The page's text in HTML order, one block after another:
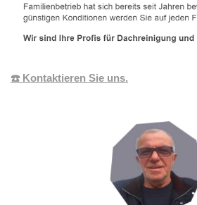
☎️ Kontaktieren Sie uns.